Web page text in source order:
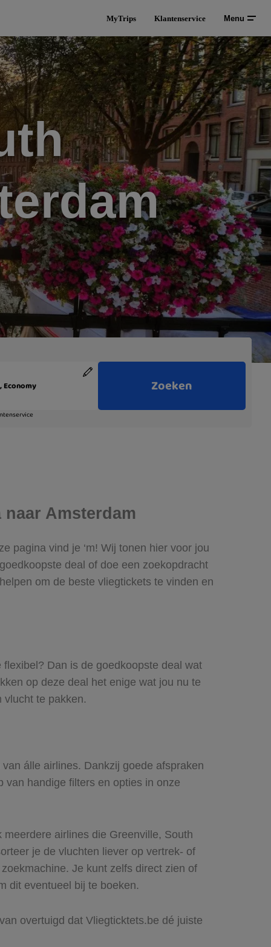
MyTrips Klantenservice Menu
Amsterdam
pagina vind je ‘m! Wij tonen hier voor jou
deal of doe een zoekopdracht
om de beste vliegtickets te vinden en
Dan is de goedkoopste deal wat
op deze deal het enige wat jou nu te
vlucht te pakken.
álle airlines. Dankzij goede afspraken
van handige filters en opties in onze
airlines die Greenville, South
je de vluchten liever op vertrek- of
Je kunt zelfs direct zien of
dit eventueel bij te boeken.
overtuigd dat Vliegticktets.be dé juiste